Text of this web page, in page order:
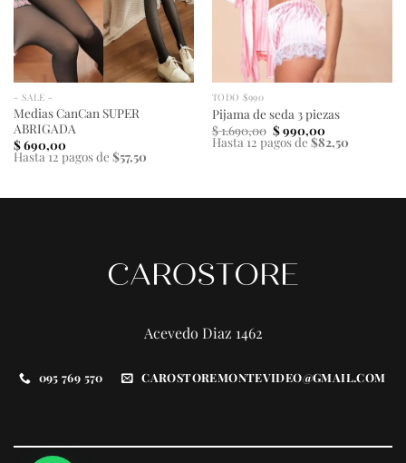
- SALE -
Medias CanCan SUPER
ABRIGADA
$690,00
Hasta 12 pagos de $57,50
TODO $990
Pijama de seda 3 piezas
$1.690,00 El
precio
original
$990,00El
precio
actual
Hasta 12 pagos de$82,50
Acevedo Diaz 1462
095 769 570 CAROSTOREMONTEVIDEO@GMAIL.COM